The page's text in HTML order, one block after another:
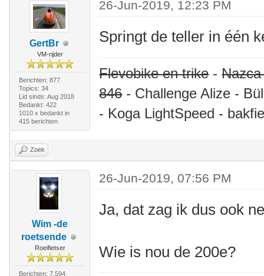
GertBr
VM-rijder
Berichten: 877
Topics: 34
Lid sinds: Aug 2018
Bedankt: 422
1010 x bedankt in
415 berichten
26-Jun-2019, 12:23 PM
Springt de teller in één
Flevobike en trike-
846- Challenge Alize -
- Koga LightSpeed -
Zoek
Wim -de
roetsende
Roeifietser
Berichten: 7.594
26-Jun-2019, 07:56 PM
Ja, dat zag ik dus ook
Wie is nou de 200e?